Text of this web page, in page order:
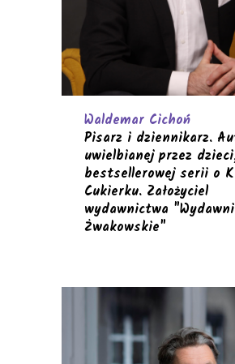
Waldemar Cichoń
Pisarz i dziennikarz.
uwielbianej przez
bestsellerowej serii o
Cukierku. Założyciel
wydawnictwa
Żwakowskie"